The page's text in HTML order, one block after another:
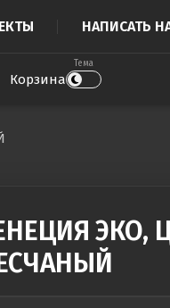
НАПИСАТЬ
Корзина
Тема
ЭКО,